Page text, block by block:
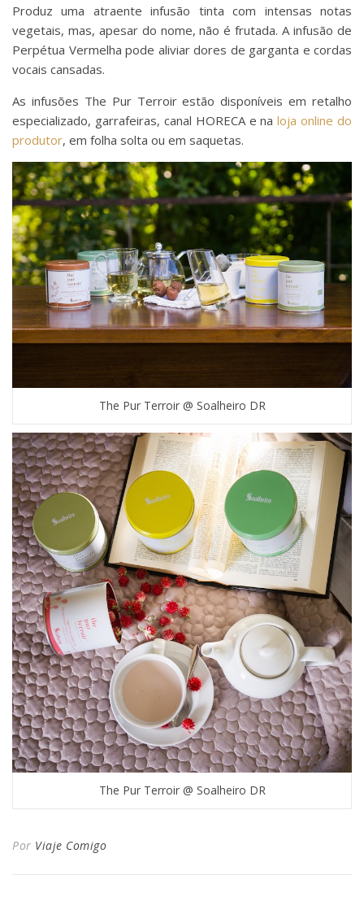
Produz uma atraente infusão tinta com intensas notas
vegetais, mas, apesar do nome, não é frutada. A infusão de
Perpétua Vermelha pode aliviar dores de garganta e cordas
vocais cansadas.
As infusões The Pur Terroir estão disponíveis em retalho
especializado, garrafeiras, canal HORECA e naloja online do
produtor, em folha solta ou em saquetas.
The Pur Terroir @ Soalheiro DR
The Pur Terroir @ Soalheiro DR
Por Viaje Comigo